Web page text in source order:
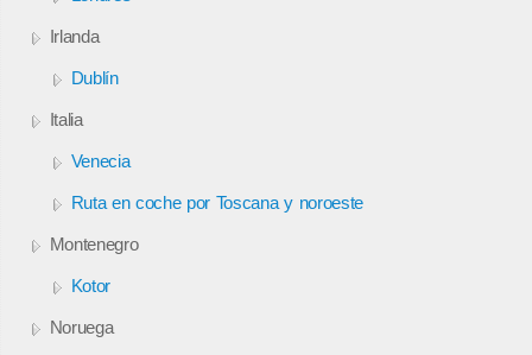
Irlanda
Dublín
Italia
Venecia
Ruta en coche por Toscana y noroeste
Montenegro
Kotor
Noruega